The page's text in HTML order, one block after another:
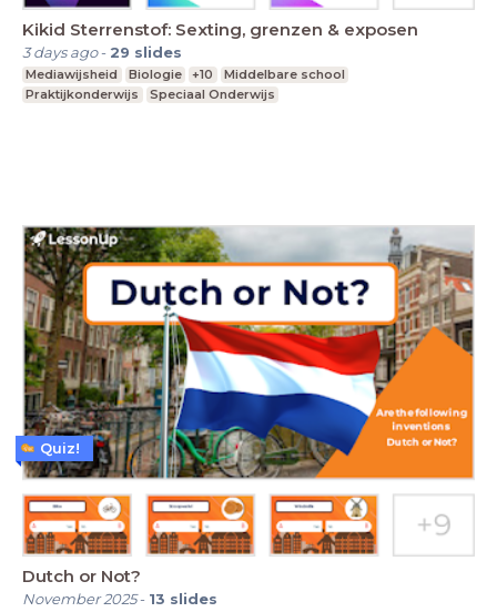
Kikid Sterrenstof: Sexting, grenzen & exposen
3 days ago- 29 slides
Mediawijsheid Biologie +10
Middelbare school
Praktijkonderwijs
Speciaal Onderwijs
Dutch or Not?
November 2025- 13 slides
Quiz!